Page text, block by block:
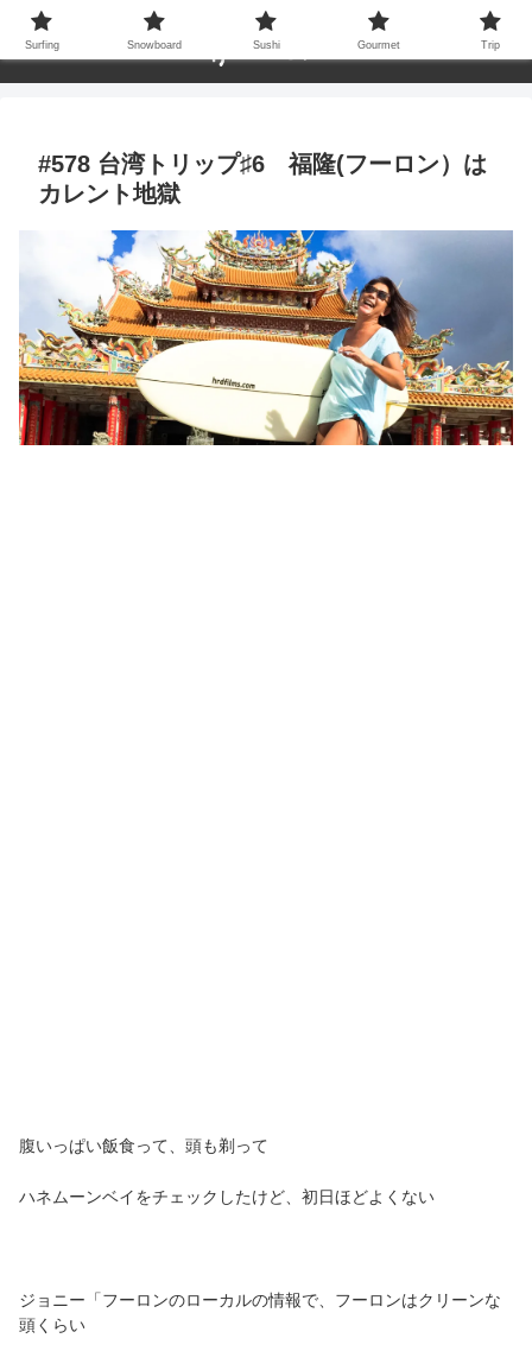
#578 台湾トリップ♯6 福隆(フーロン）は
カレント地獄
腹いっぱい飯食って、頭も剃って
ハネムーンベイをチェックしたけど、初日ほどよくない
ジョニー「フーロンのローカルの情報で、フーロンはクリーンな
頭くらい
Surfing Snowboard Sushi Gourmet Trip